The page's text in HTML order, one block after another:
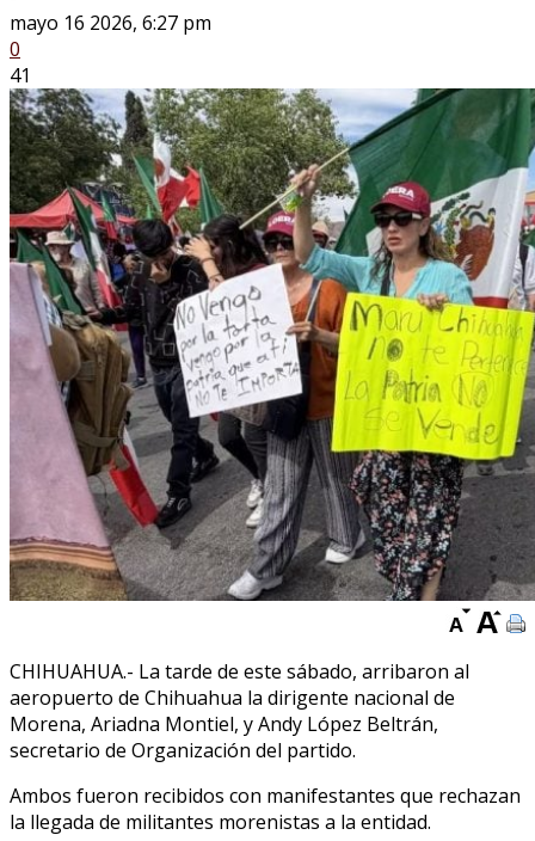
mayo 16 2026, 6:27 pm
0
41
CHIHUAHUA.- La tarde de este sábado, arribaron al
aeropuerto de Chihuahua la dirigente nacional de
Morena, Ariadna Montiel, y Andy López Beltrán,
secretario de Organización del partido.
Ambos fueron recibidos con manifestantes que rechazan
la llegada de militantes morenistas a la entidad.